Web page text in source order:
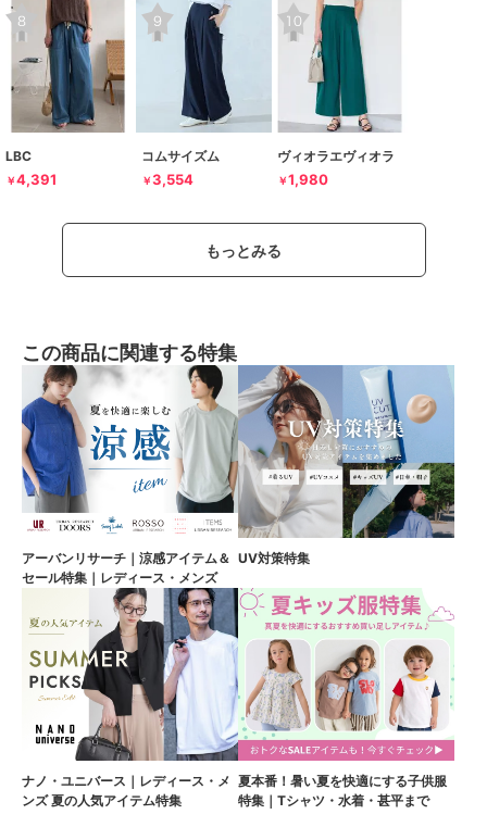
LBC
￥4,391
コムサイズム
￥3,554
ヴィオラエヴィオラ
￥1,980
もっとみる
この商品に関連する特集
アーバンリサーチ｜涼感アイテム＆
セール特集｜レディース・メンズ
UV対策特集
ナノ・ユニバース｜レディース・メ
ンズ 夏の人気アイテム特集
夏本番！暑い夏を快適にする子供服
特集｜Tシャツ・水着・甚平まで